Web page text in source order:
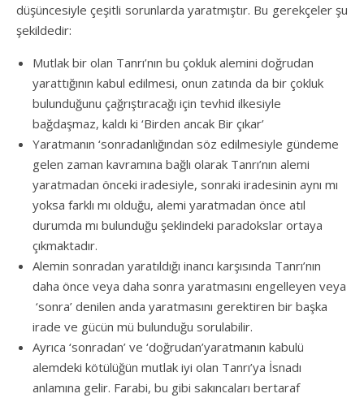
düşüncesiyle çeşitli sorunlarda yaratmıştır. Bu gerekçeler şu
şekildedir:
Mutlak bir olan Tanrı’nın bu çokluk alemini doğrudan
yarattığının kabul edilmesi, onun zatında da bir çokluk
bulunduğunu çağrıştıracağı için tevhid ilkesiyle
bağdaşmaz, kaldı ki ‘Birden ancak Bir çıkar’
Yaratmanın ‘sonradanlığından söz edilmesiyle gündeme
gelen zaman kavramına bağlı olarak Tanrı’nın alemi
yaratmadan önceki iradesiyle, sonraki iradesinin aynı mı
yoksa farklı mı olduğu, alemi yaratmadan önce atıl
durumda mı bulunduğu şeklindeki paradokslar ortaya
çıkmaktadır.
Alemin sonradan yaratıldığı inancı karşısında Tanrı’nın
daha önce veya daha sonra yaratmasını engelleyen veya
‘sonra’ denilen anda yaratmasını gerektiren bir başka
irade ve gücün mü bulunduğu sorulabilir.
Ayrıca ‘sonradan’ ve ‘doğrudan’yaratmanın kabulü
alemdeki kötülüğün mutlak iyi olan Tanrı’ya İsnadı
anlamına gelir. Farabi, bu gibi sakıncaları bertaraf